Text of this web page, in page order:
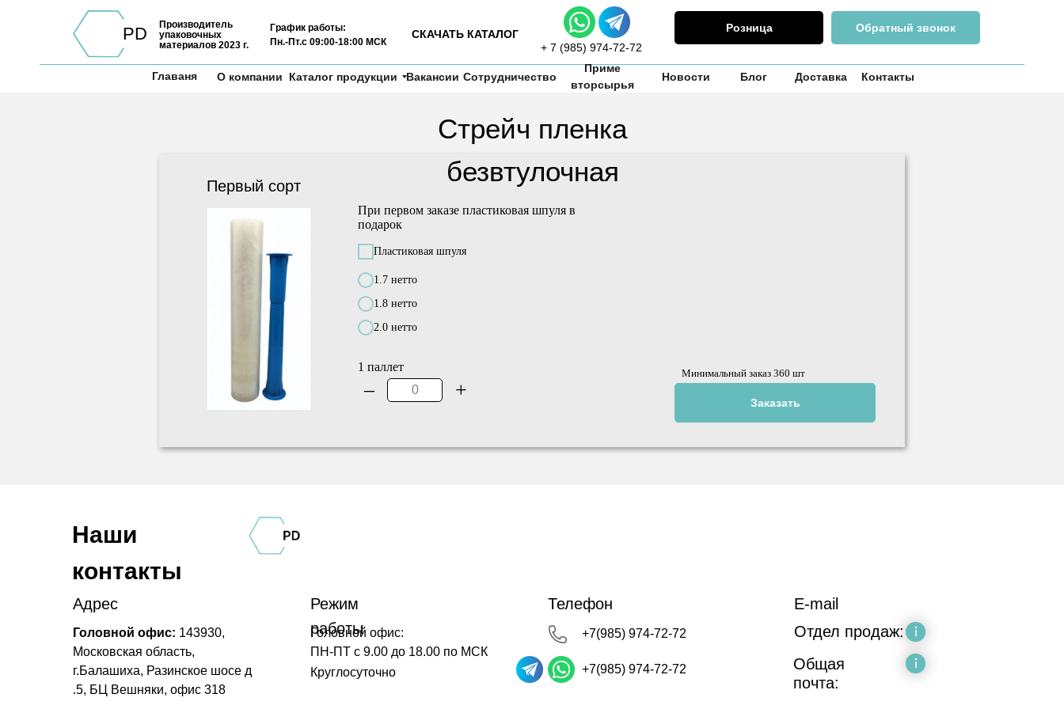
Производитель
упаковочных
материалов 2023 г.
СКАЧАТЬ КАТАЛОГ
График работы:
Пн.-Пт.с 09:00-18:00 МСК
+ 7 (985) 974-72-72
Обратный звонок
Розница
PD
Контакты
Доставка
Блог
Новости
Приме
вторсырья
Сотрудничество
Вакансии
Каталог продукции
О компании
Главаня
Главная → Стрейч пленка → Сорт стрейч пленки компакт
Минимальный заказ 360 шт
1.7 нетто
1.8 нетто
2.0 нетто
Стрейч пленка
безвтулочная
Первый сорт
При первом заказе пластиковая шпуля в
подарок
Пластиковая шпуля
Заказать
1 паллет
– +
Общая
почта:
Отдел продаж:
+7(985) 974-72-72
Наши
контакты
Адрес
Головной офис: 143930,
Московская область,
г.Балашиха, Разинское шосе д
.5, БЦ Вешняки, офис 318
Режим
работы
Круглосуточно
Головной офис:
ПН-ПТ с 9.00 до 18.00 по МСК
Телефон E-mail
+7(985) 974-72-72